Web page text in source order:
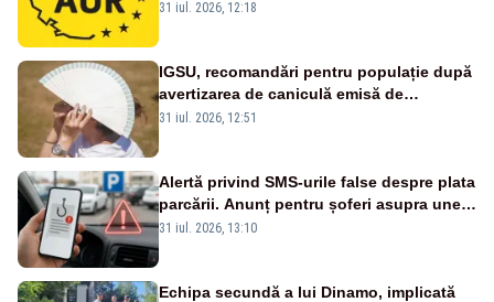
concertului de Ziua Limbii Române
31 iul. 2026, 12:18
IGSU, recomandări pentru populație după
avertizarea de caniculă emisă de
meteorologi
31 iul. 2026, 12:51
Alertă privind SMS-urile false despre plata
parcării. Anunț pentru șoferi asupra unei
noi metode de fraudă online
31 iul. 2026, 13:10
Echipa secundă a lui Dinamo, implicată